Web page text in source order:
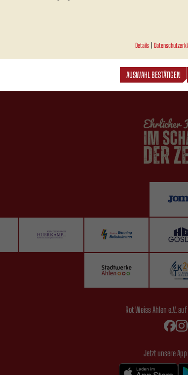
Details |
AUSWAHL BESTÄTIGEN
Rot Weiss Ahlen e.V.
Jetzt unsere